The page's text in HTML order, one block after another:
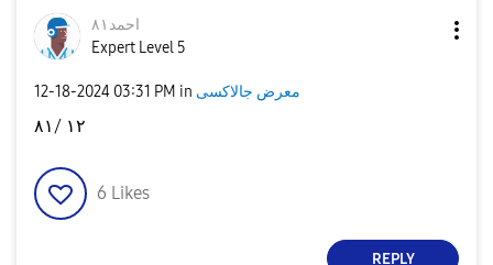
احمد٨١
Expert Level 5
‎12-18-2024 03:31 PM in معرض جالاكسى
١٢ /٨١
6 Likes
REPLY